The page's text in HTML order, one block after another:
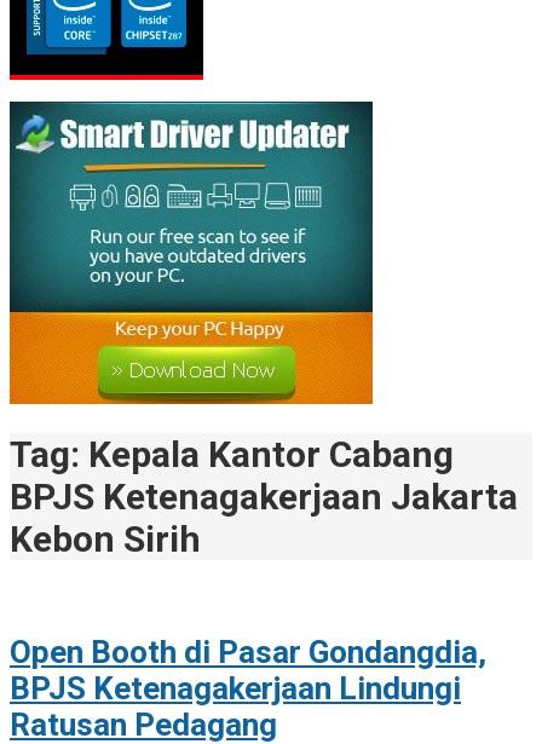
Tag: Kepala Kantor Cabang
BPJS Ketenagakerjaan Jakarta
Kebon Sirih
Open Booth di Pasar Gondangdia,
BPJS Ketenagakerjaan Lindungi
Ratusan Pedagang